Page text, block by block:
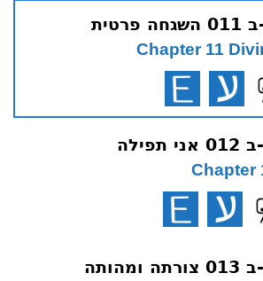
Chapter 11
Chapter
בלבבי-ב 013 צורתה ומהותה